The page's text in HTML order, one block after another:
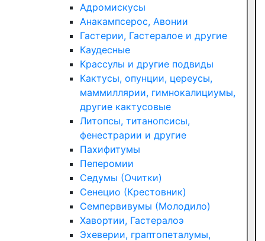
Адромискусы
Анакампсерос, Авонии
Гастерии, Гастералое и другие
Каудесные
Крассулы и другие подвиды
Кактусы, опунции, цереусы,
маммиллярии, гимнокалициумы,
другие кактусовые
Литопсы, титанопсисы,
фенестрарии и другие
Пахифитумы
Пеперомии
Седумы (Очитки)
Сенецио (Крестовник)
Семпервивумы (Молодило)
Хавортии, Гастералоэ
Эхеверии, граптопеталумы,